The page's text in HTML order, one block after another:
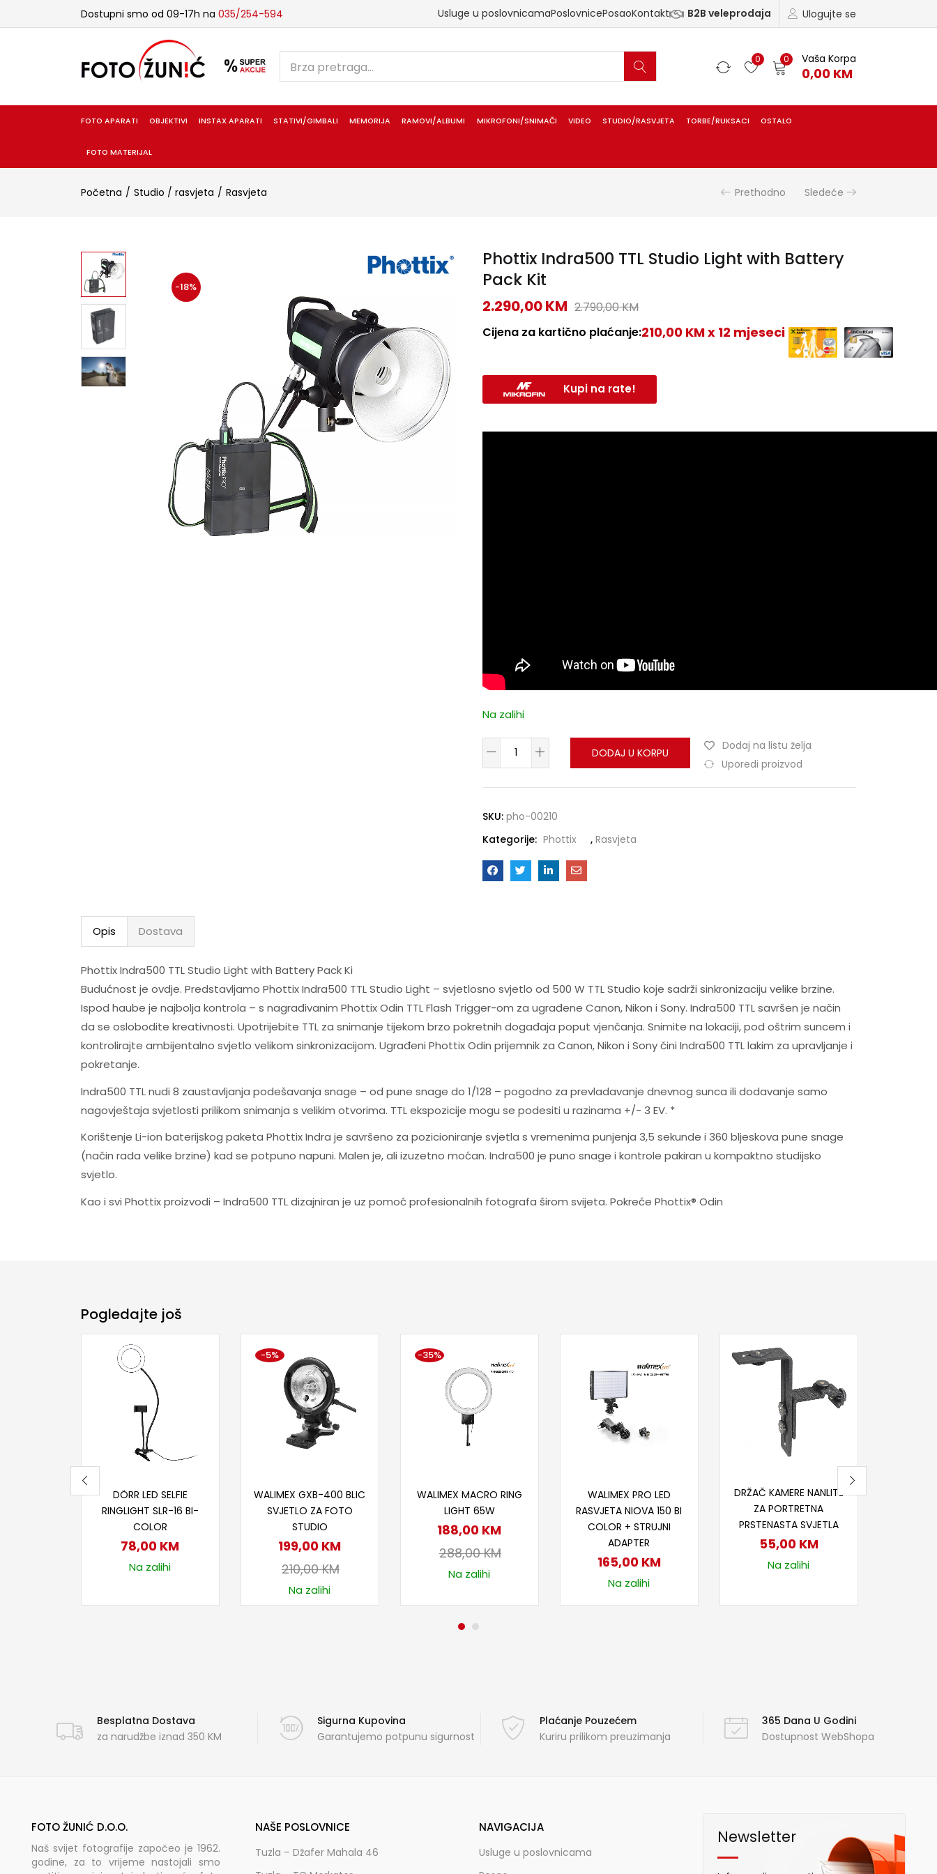
Dostupni smo od 09-17h na 035/254-594 Ulogujte se
Usluge u poslovnicamaPoslovnicePosaoKontakt B2B veleprodaja
0 0 Vaša Korpa
0,00 KM
FOTO APARATI OBJEKTIVI INSTAX APARATI STATIVI/GIMBALI MEMORIJA RAMOVI/ALBUMI MIKROFONI/SNIMAČI VIDEO STUDIO/RASVJETA TORBE/RUKSACI OSTALO
FOTO MATERIJAL
Početna Studio / rasvjeta Rasvjeta Prethodno Sledeće
-18%
Phottix Indra500 TTL Studio Light with Battery
Pack Kit
2.290,00KM 2.790,00KM
Cijena za kartično plaćanje:210,00 KM x 12 mjeseci
Kupi na rate!
Na zalihi
DODAJ U KORPU
Dodaj na listu želja
Uporedi proizvod
SKU: pho-00210
Kategorije: Phottix , Rasvjeta
Opis Dostava
Phottix Indra500 TTL Studio Light with Battery Pack Ki
Budućnost je ovdje. Predstavljamo Phottix Indra500 TTL Studio Light – svjetlosno svjetlo od 500 W TTL Studio koje sadrži sinkronizaciju velike brzine.
Ispod haube je najbolja kontrola – s nagrađivanim Phottix Odin TTL Flash Trigger-om za ugrađene Canon, Nikon i Sony. Indra500 TTL savršen je način
da se oslobodite kreativnosti. Upotrijebite TTL za snimanje tijekom brzo pokretnih događaja poput vjenčanja. Snimite na lokaciji, pod oštrim suncem i
kontrolirajte ambijentalno svjetlo velikom sinkronizacijom. Ugrađeni Phottix Odin prijemnik za Canon, Nikon i Sony čini Indra500 TTL lakim za upravljanje i
pokretanje.
Indra500 TTL nudi 8 zaustavljanja podešavanja snage – od pune snage do 1/128 – pogodno za prevladavanje dnevnog sunca ili dodavanje samo
nagovještaja svjetlosti prilikom snimanja s velikim otvorima. TTL ekspozicije mogu se podesiti u razinama +/- 3 EV. *
Korištenje Li-ion baterijskog paketa Phottix Indra je savršeno za pozicioniranje svjetla s vremenima punjenja 3,5 sekunde i 360 bljeskova pune snage
(način rada velike brzine) kad se potpuno napuni. Malen je, ali izuzetno moćan. Indra500 je puno snage i kontrole pakiran u kompaktno studijsko
svjetlo.
Kao i svi Phottix proizvodi – Indra500 TTL dizajniran je uz pomoć profesionalnih fotografa širom svijeta. Pokreće Phottix® Odin
Pogledajte još
DÖRR LED SELFIE
RINGLIGHT SLR-16 BI-
COLOR
78,00 KM
Na zalihi
WALIMEX GXB-400 BLIC
SVJETLO ZA FOTO
STUDIO
199,00 KM
210,00KM
-5%
Na zalihi
WALIMEX MACRO RING
LIGHT 65W
188,00 KM
288,00KM
-35%
Na zalihi
WALIMEX PRO LED
RASVJETA NIOVA 150 BI
COLOR + STRUJNI
ADAPTER
165,00 KM
Na zalihi
DRŽAČ KAMERE NANLITE
ZA PORTRETNA
PRSTENASTA SVJETLA
55,00 KM
Na zalihi
Besplatna Dostava
za narudžbe iznad 350 KM
Sigurna Kupovina
Garantujemo potpunu sigurnost
Plaćanje Pouzećem
Kuriru prilikom preuzimanja
365 Dana U Godini
Dostupnost WebShopa
FOTO ŽUNIĆ D.O.O.
Naš svijet fotografije započeo je 1962.
godine, za to vrijeme nastojali smo
NAŠE POSLOVNICE
Tuzla – Džafer Mahala 46
NAVIGACIJA
Usluge u poslovnicama
Newsletter